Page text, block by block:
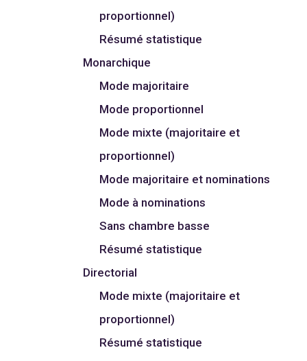
proportionnel)
Résumé statistique
Monarchique
Mode majoritaire
Mode proportionnel
Mode mixte (majoritaire et
proportionnel)
Mode majoritaire et nominations
Mode à nominations
Sans chambre basse
Résumé statistique
Directorial
Mode mixte (majoritaire et
proportionnel)
Résumé statistique